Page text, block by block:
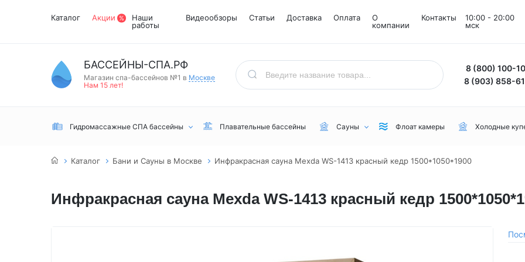
Каталог Акции
Наши
работы
Видеообзоры Статьи Доставка Оплата
О
компании
Контакты
10:00 - 20:00
мск
БАССЕЙНЫ-СПА.РФ
Магазин спа-бассейнов №1 в Москве
Нам 15 лет!
8 (800) 100-
8 (903) 858-
Гидромассажные СПА бассейны
Уличные
Для зимы
NordicSpa
Плавательные бассейны Сауны
Снежные комнаты
Флоат камеры Холодные
Каталог Бани и Сауны в Москве Инфракрасная сауна Mexda WS-1413 красный кедр 1500*1050*1900
Инфракрасная сауна Mexda WS-1413 красный кедр